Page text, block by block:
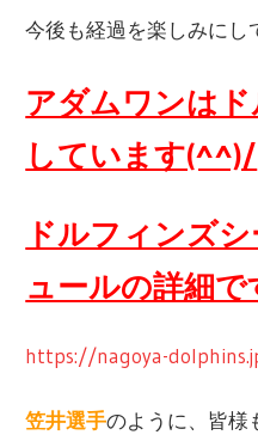
今後も経過を楽しみに
アダムワンは
しています(^^)/
ドルフィンズ
ュールの詳細で
https://nagoya-
笠井選手のように、皆様